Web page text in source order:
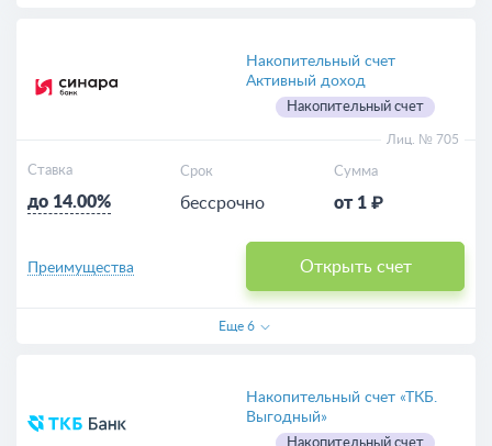
Накопительный счет
Активный доход
Накопительный счет
Лиц. № 705
Ставка
до 14.00%
Срок
бессрочно
Сумма
от 1 ₽
Открыть счет
Преимущества
Еще 6
Накопительный счет «ТКБ.
Выгодный»